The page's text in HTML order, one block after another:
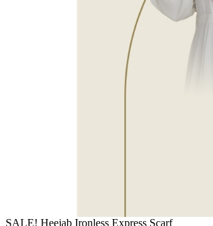
SALE! Heejab Ironless Express Scarf